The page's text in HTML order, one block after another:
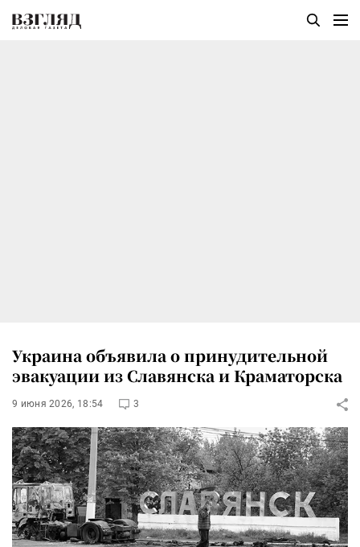
Украина объявила о принудительной
эвакуации из Славянска и Краматорска
9 июня 2026, 18:54 3